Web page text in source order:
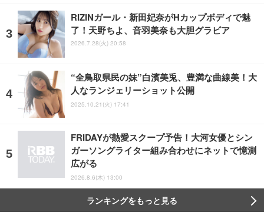
RIZINガール・新田妃奈がHカップボディで魅
了！天野ちよ、音羽美奈も大胆グラビア
2026.7.28(火) 20:58
“全鳥取県民の妹”白濱美兎、豊満な曲線美！大
人なランジェリーショット公開
2025.10.21(火) 17:41
FRIDAYが熱愛スクープ予告！大河女優とシン
ガーソングライター組み合わせにネットで憶測
広がる
2026.8.6(木) 13:00
ランキングをもっと見る